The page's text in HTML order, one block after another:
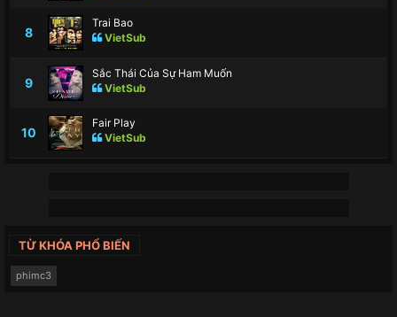
8
Trai Bao
VietSub
9
Sắc Thái Của Sự Ham Muốn
VietSub
10
Fair Play
VietSub
TỪ KHÓA PHỔ BIẾN
phimc3